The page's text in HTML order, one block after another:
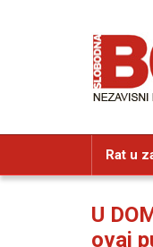
Rat u
U
ovaj